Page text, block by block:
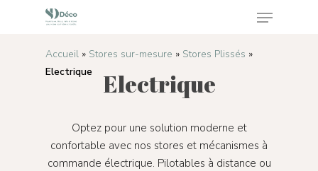
Appuyez sur Enter pour rechercher ou sur ESC
pour fermer
Accueil » Stores sur-mesure » Stores Plissés »
Electrique
Electrique
Optez pour une solution moderne et
confortable avec nos stores et mécanismes à
commande électrique. Pilotables à distance ou